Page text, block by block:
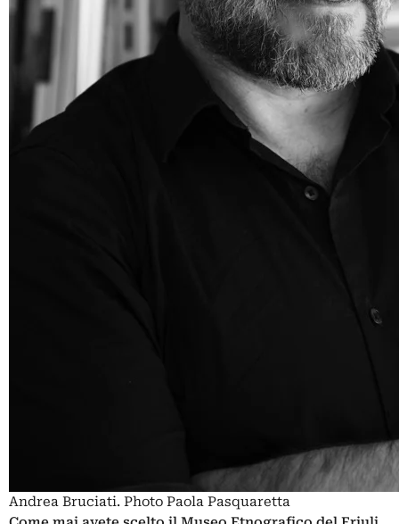
Andrea Bruciati. Photo Paola Pasquaretta